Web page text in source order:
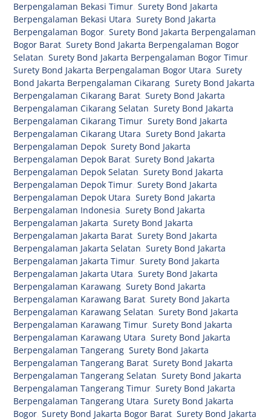
Berpengalaman Bekasi Timur ,Surety Bond Jakarta
Berpengalaman Bekasi Utara ,Surety Bond Jakarta
Berpengalaman Bogor ,Surety Bond Jakarta Berpengalaman
Bogor Barat ,Surety Bond Jakarta Berpengalaman Bogor
Selatan ,Surety Bond Jakarta Berpengalaman Bogor Timur
Surety Bond Jakarta Berpengalaman Bogor Utara ,Surety
Bond Jakarta Berpengalaman Cikarang ,Surety Bond Jakarta
Berpengalaman Cikarang Barat ,Surety Bond Jakarta
Berpengalaman Cikarang Selatan ,Surety Bond Jakarta
Berpengalaman Cikarang Timur ,Surety Bond Jakarta
Berpengalaman Cikarang Utara ,Surety Bond Jakarta
Berpengalaman Depok ,Surety Bond Jakarta
Berpengalaman Depok Barat ,Surety Bond Jakarta
Berpengalaman Depok Selatan ,Surety Bond Jakarta
Berpengalaman Depok Timur ,Surety Bond Jakarta
Berpengalaman Depok Utara ,Surety Bond Jakarta
Berpengalaman Indonesia ,Surety Bond Jakarta
Berpengalaman Jakarta ,Surety Bond Jakarta
Berpengalaman Jakarta Barat ,Surety Bond Jakarta
Berpengalaman Jakarta Selatan ,Surety Bond Jakarta
Berpengalaman Jakarta Timur ,Surety Bond Jakarta
Berpengalaman Jakarta Utara ,Surety Bond Jakarta
Berpengalaman Karawang ,Surety Bond Jakarta
Berpengalaman Karawang Barat ,Surety Bond Jakarta
Berpengalaman Karawang Selatan ,Surety Bond Jakarta
Berpengalaman Karawang Timur ,Surety Bond Jakarta
Berpengalaman Karawang Utara ,Surety Bond Jakarta
Berpengalaman Tangerang ,Surety Bond Jakarta
Berpengalaman Tangerang Barat ,Surety Bond Jakarta
Berpengalaman Tangerang Selatan ,Surety Bond Jakarta
Berpengalaman Tangerang Timur ,Surety Bond Jakarta
Berpengalaman Tangerang Utara ,Surety Bond Jakarta
Bogor ,Surety Bond Jakarta Bogor Barat ,Surety Bond Jakarta